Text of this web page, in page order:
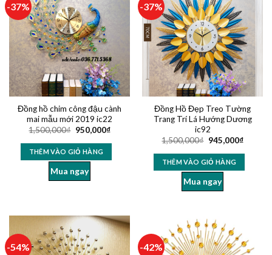
-37%
Đồng hồ chim công đậu cành
mai mẫu mới 2019 ic22
1,500,000₫ 950,000₫
THÊM VÀO GIỎ HÀNG
Mua ngay
-37%
Đồng Hồ Đẹp Treo Tường
Trang Trí Lá Hướng Dương
ic92
1,500,000₫ 945,000₫
THÊM VÀO GIỎ HÀNG
Mua ngay
-54% -42%